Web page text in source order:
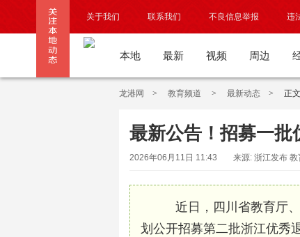
关于我们 联系我们 不良信息举报 违
本地 最新 视频 周边
龙港网 > 教育频道 > 最新动态 > 正文
最新公告！招募一批
2026年06月11日 11:43 来源: 浙江发布 教
近日，四川省教育厅
划公开招募第二批浙江优秀